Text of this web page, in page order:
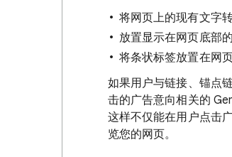
将网页上的现有文字
放置显示在网页底部
将条状标签放置在网
如果用户与链接、锚点
击的广告意向相关的
这样不仅能在用户点击
览您的网页。